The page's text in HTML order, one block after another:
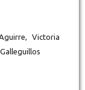
Victoria